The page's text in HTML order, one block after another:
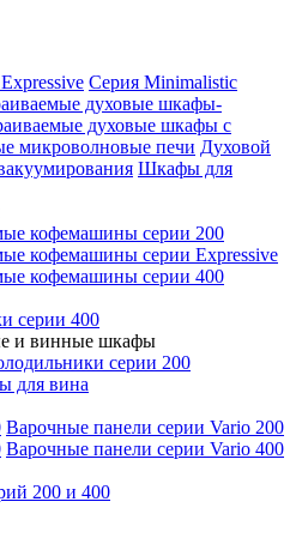
Серия Minimalistic
духовые шкафы-
духовые шкафы с
микроволновые печи Духовой
Шкафы для
кофемашины серии 200
кофемашины серии Expressive
кофемашины серии 400
серии 400
и винные шкафы
серии 200
для вина
Варочные панели серии Vario 200
Варочные панели серии Vario 400
200 и 400